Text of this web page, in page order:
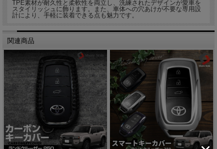
TPE素材が耐久性と柔軟性を両立し、洗練されたデザインが愛車を
スタイリッシュに飾ります。また、車体への穴あけが不要な専用設
計により、手軽に装着できる点も魅力です。
関連商品